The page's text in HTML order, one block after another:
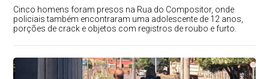
Cinco homens foram presos na Rua do Compositor, onde
policiais também encontraram uma adolescente de 12 anos,
porções de crack e objetos com registros de roubo e furto.